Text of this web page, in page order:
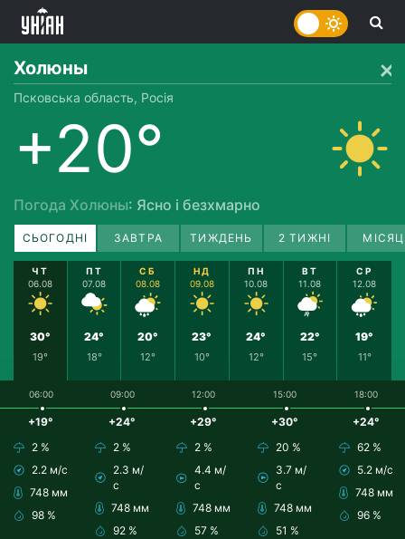
Холюны
Псковська область, Росія
+20°
Погода Холюны: Ясно і безхмарно
СЬОГОДНІ ЗАВТРА ТИЖДЕНЬ 2 ТИЖНІ
ЧТ
06.08
30°
19°
ПТ
07.08
24°
18°
СБ
08.08
20°
12°
НД
09.08
23°
10°
ПН
10.08
24°
12°
ВТ
11.08
22°
15°
СР
12.08
19°
11°
06:00
+19°
2 %
2.2 м/с
748 мм
98 %
09:00
+24°
2 %
2.3 м/
с
748 мм
92 %
12:00
+29°
2 %
4.4 м/
с
748 мм
57 %
15:00
+30°
20 %
3.7 м/
с
748 мм
51 %
18:00
+24°
62 %
5.2 м/с
748 мм
96 %